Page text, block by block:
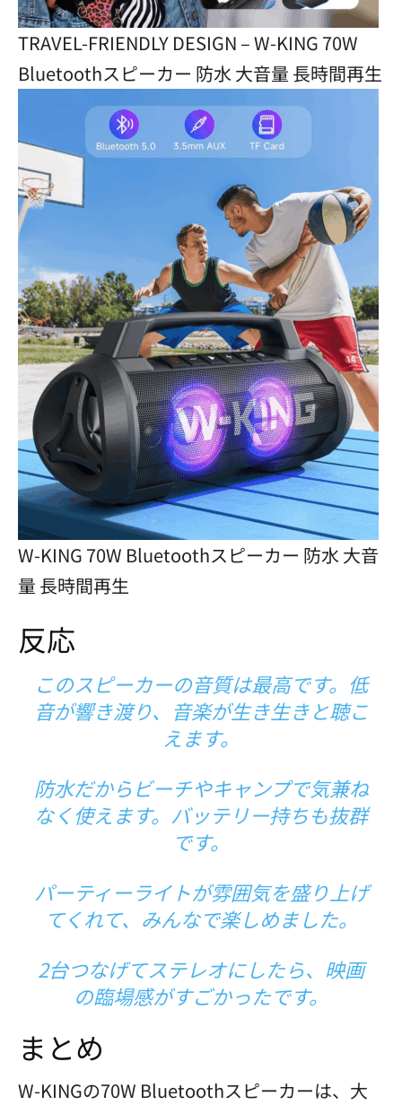
TRAVEL-FRIENDLY DESIGN – W-KING 70W
Bluetoothスピーカー 防水 大音量 長時間再生
W-KING 70W Bluetoothスピーカー 防水 大音
量 長時間再生
反応
このスピーカーの音質は最高です。低
音が響き渡り、音楽が生き生きと聴こ
えます。
防水だからビーチやキャンプで気兼ね
なく使えます。バッテリー持ちも抜群
です。
パーティーライトが雰囲気を盛り上げ
てくれて、みんなで楽しめました。
2台つなげてステレオにしたら、映画
の臨場感がすごかったです。
まとめ
W-KINGの70W Bluetoothスピーカーは、大